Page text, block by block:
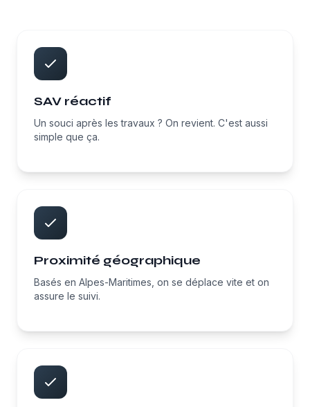
SAV réactif
Un souci après les travaux ? On revient. C'est aussi
simple que ça.
Proximité géographique
Basés en Alpes-Maritimes, on se déplace vite et on
assure le suivi.